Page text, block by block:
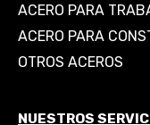
ACERO PARA
ACERO PARA
OTROS ACEROS
NUESTROS